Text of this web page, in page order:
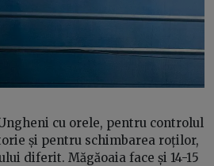
cu orele, pentru controlul
și pentru schimbarea roților,
diferit. Măgăoaia face și 14-15